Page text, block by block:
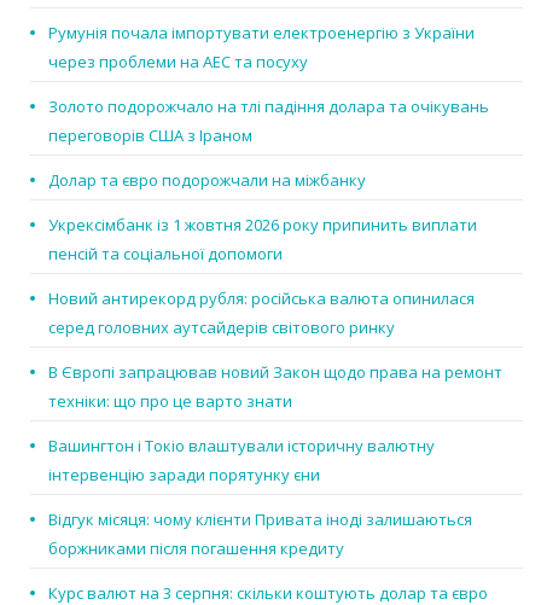
Румунія почала імпортувати електроенергію з України
через проблеми на АЕС та посуху
Золото подорожчало на тлі падіння долара та очікувань
переговорів США з Іраном
Долар та євро подорожчали на міжбанку
Укрексімбанк із 1 жовтня 2026 року припинить виплати
пенсій та соціальної допомоги
Новий антирекорд рубля: російська валюта опинилася
серед головних аутсайдерів світового ринку
В Європі запрацював новий Закон щодо права на ремонт
техніки: що про це варто знати
Вашингтон і Токіо влаштували історичну валютну
інтервенцію заради порятунку єни
Відгук місяця: чому клієнти Привата іноді залишаються
боржниками після погашення кредиту
Курс валют на 3 серпня: скільки коштують долар та євро